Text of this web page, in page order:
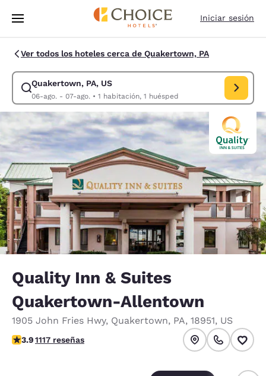
Pasar A Contenido Principal
Iniciar sesión
Ver todos los hoteles cerca de Quakertown, PA
Quakertown, PA, US
06-ago. - 07-ago.• 1 habitación, 1 huésped
Modificar la búsqueda de Quakertown, PA, US. Fecha de check-in 06-
Quality Inn & Suites
Quakertown-Allentown
1905 John Fries Hwy, Quakertown, PA, 18951, US
calificación de 3.88 estrellas. Bueno.
3.91117 reseñas